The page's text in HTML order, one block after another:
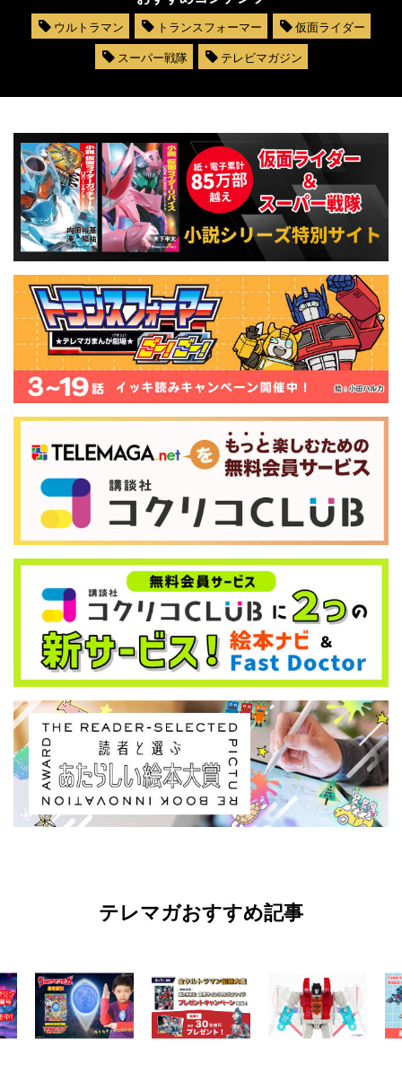
ウルトラマン トランスフォーマー
仮面ライダー
スーパー戦隊
テレビマガジン
テレマガおすすめ記事